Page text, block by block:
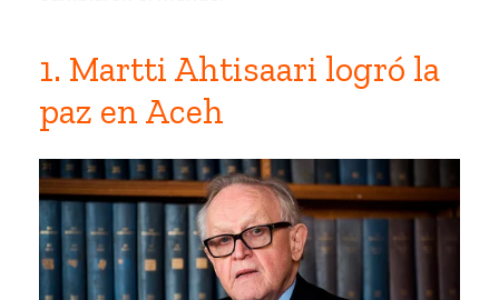
1. Martti Ahtisaari logró la
paz en Aceh